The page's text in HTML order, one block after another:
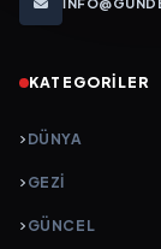
KATEGORILER
DÜNYA
GEZI
GÜNCEL